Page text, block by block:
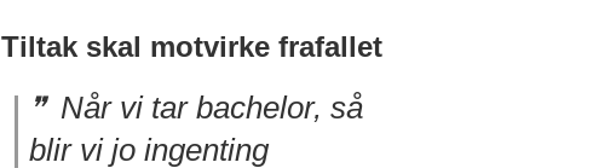
Tiltak skal motvirke frafallet
Når vi tar bachelor, så
blir vi jo ingenting